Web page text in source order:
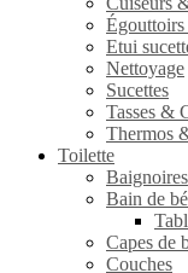
Etui
Nettoyage
Sucettes
Tasses &
Thermos
Toilette
Baignoires
Bain de
Capes de
Couches